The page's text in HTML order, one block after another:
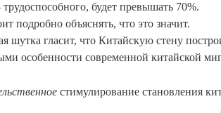
будет превышать 70%.
подробно объяснять, что это значит.
шутка гласит, что Китайскую стену
особенности современной китайской
стимулирование становления